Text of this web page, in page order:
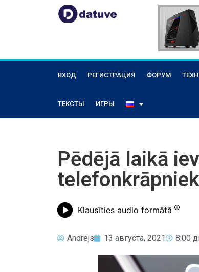
ВХОД РЕГИСТРАЦИЯ ФОРУМ
ТЕКСТЫ ИГРЫ
Pēdējā laikā
Klausīties audio formātā
Andrejs 13 августа, 2021 8:00